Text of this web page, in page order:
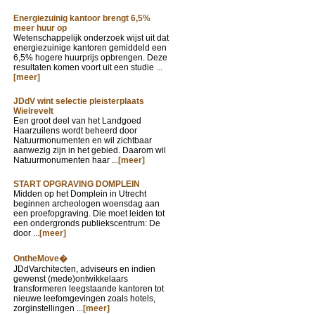
Energiezuinig kantoor brengt 6,5%
meer huur op
Wetenschappelijk onderzoek wijst uit dat
energiezuinige kantoren gemiddeld een
6,5% hogere huurprijs opbrengen. Deze
resultaten komen voort uit een studie ...
[meer]
JDdV wint selectie pleisterplaats
Wielrevelt
Een groot deel van het Landgoed
Haarzuilens wordt beheerd door
Natuurmonumenten en wil zichtbaar
aanwezig zijn in het gebied. Daarom wil
Natuurmonumenten haar ...[meer]
START OPGRAVING DOMPLEIN
Midden op het Domplein in Utrecht
beginnen archeologen woensdag aan
een proefopgraving. Die moet leiden tot
een ondergronds publiekscentrum: De
door ...[meer]
OntheMove�
JDdVarchitecten, adviseurs en indien
gewenst (mede)ontwikkelaars
transformeren leegstaande kantoren tot
nieuwe leefomgevingen zoals hotels,
zorginstellingen ...[meer]